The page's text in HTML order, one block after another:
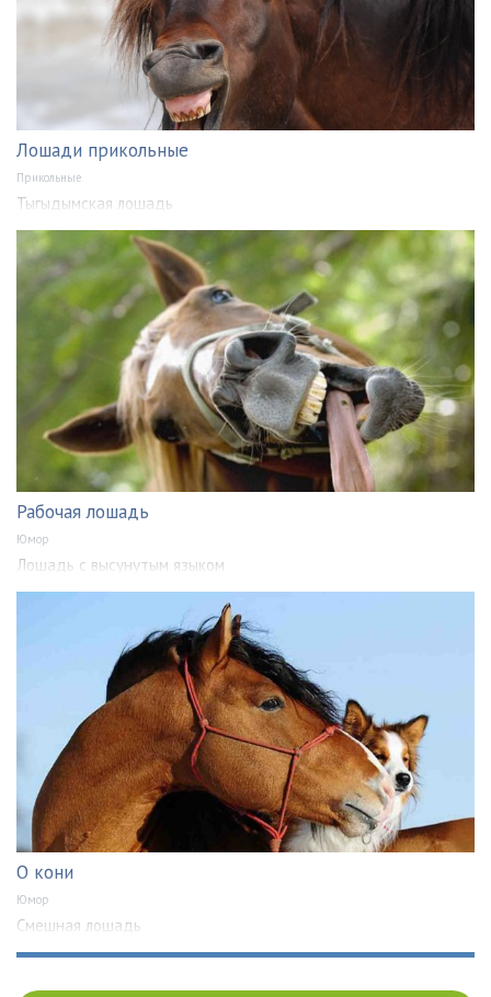
Лошади прикольные
Прикольные
Тыгыдымская лошадь
Рабочая лошадь
Юмор
Лошадь с высунутым языком
О кони
Юмор
Смешная лошадь